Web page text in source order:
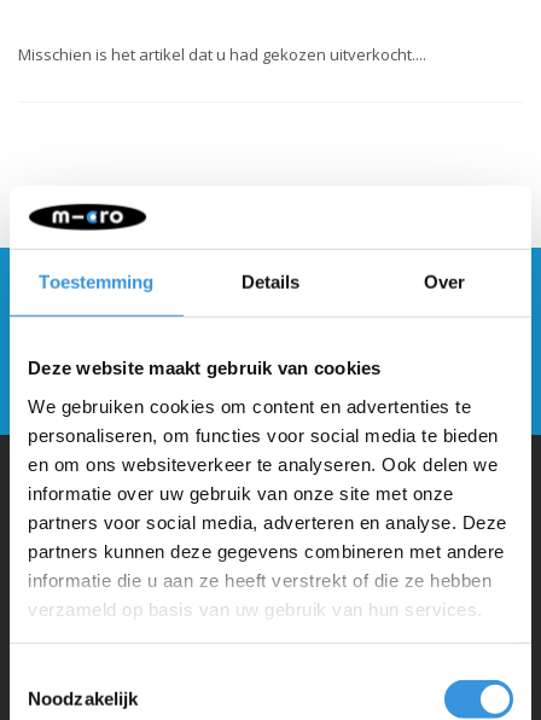
Toestemming Details Over
Deze website maakt gebruik van cookies
We gebruiken cookies om content en advertenties te
personaliseren, om functies voor social media te bieden
en om ons websiteverkeer te analyseren. Ook delen we
informatie over uw gebruik van onze site met onze
partners voor social media, adverteren en analyse. Deze
partners kunnen deze gegevens combineren met andere
informatie die u aan ze heeft verstrekt of die ze hebben
verzameld op basis van uw gebruik van hun services.
Noodzakelijk
Misschien is het artikel dat u had gekozen uitverkocht....
Blijf op de hoogte en schrijf je in voor onze
nieuwsbrief
Waarom Micro Step?
Micro Mobility is de uitvinder van de compacte vouwstep en de
veiligheid en zeer duurzaam. Elk onderdeel is los te vervangen. Je